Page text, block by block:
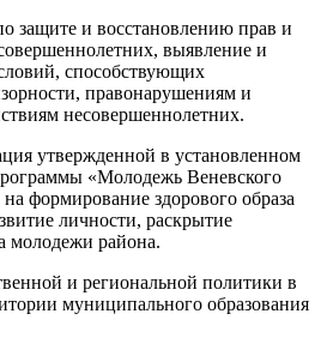
защите и восстановлению прав и
выявление и
способствующих
правонарушениям и
несовершеннолетних.
утвержденной в установленном
«Молодежь Веневского
формирование здорового образа
личности, раскрытие
молодежи района.
и региональной политики в
муниципального образования